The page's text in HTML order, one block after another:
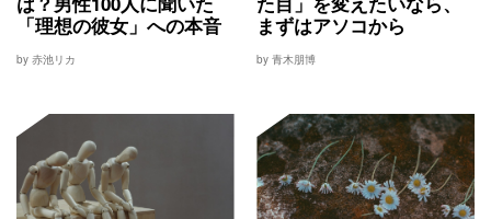
「理想の彼女」への本音
by 赤池リカ
まずはアソコから
by 青木朋博